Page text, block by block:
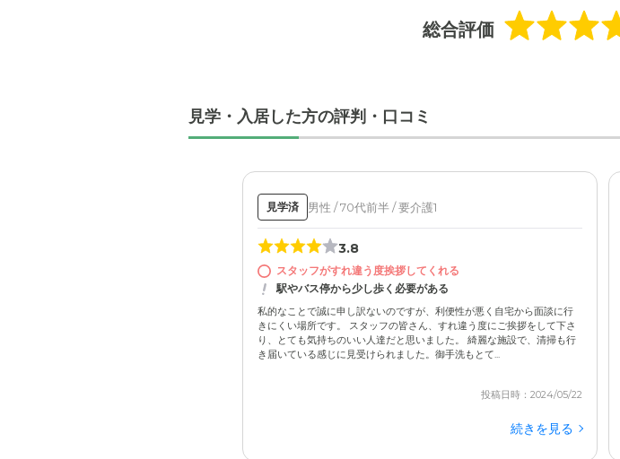
外観: 外観は白を基調とした洗練された佇ま
ア、公園などがあり、暮らしやすい環境で
総合評価
見学・入居した方の評判・口コミ
見学済 男性 / 70代前半 / 要介護1
3.8
スタッフがすれ違う度挨拶してくれる
駅やバス停から少し歩く必要がある
私的なことで誠に申し訳ないのですが、利便性が悪く自宅から面談に行
きにくい場所です。 スタッフの皆さん、すれ違う度にご挨拶をして下さ
り、とても気持ちのいい人達だと思いました。 綺麗な施設で、清掃も行
き届いている感じに見受けられました。御手洗もとて...
投稿日時：2024/05/22
続きを見る